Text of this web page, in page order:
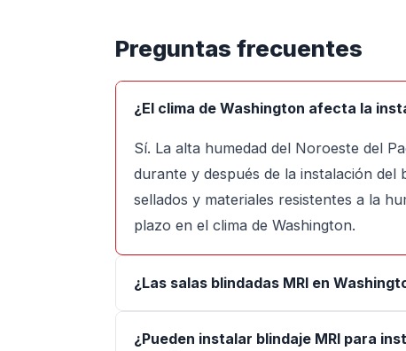
Preguntas frecuentes
¿El clima de Washington afecta la
Sí. La alta humedad del Noroeste del
durante y después de la instalación del
sellados y materiales resistentes a la
plazo en el clima de Washington.
¿Las salas blindadas MRI en
¿Pueden instalar blindaje MRI para